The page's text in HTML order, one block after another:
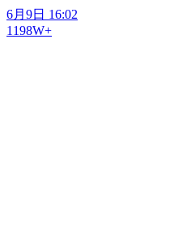
6月9日 16:02
1198W+